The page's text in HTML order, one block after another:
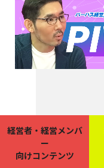
経営者・経営メンバ
ー
向けコンテンツ